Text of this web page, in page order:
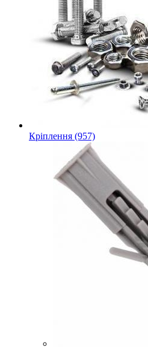
Кріплення (957)